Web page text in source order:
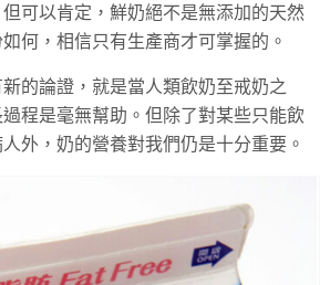
可以肯定，鮮奶絕不是無添加的天然
何，相信只有生產商才可掌握的。
的論證，就是當人類飲奶至戒奶之
程是毫無幫助。但除了對某些只能飲
外，奶的營養對我們仍是十分重要。